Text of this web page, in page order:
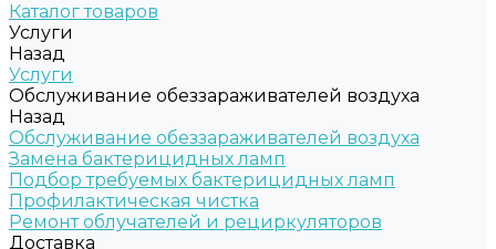
Каталог товаров
Услуги
Назад
Услуги
Обслуживание обеззараживателей воздуха
Назад
Обслуживание обеззараживателей воздуха
Замена бактерицидных ламп
Подбор требуемых бактерицидных ламп
Профилактическая чистка
Ремонт облучателей и рециркуляторов
Доставка